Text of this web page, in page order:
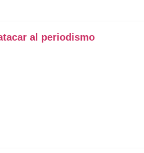
al periodismo